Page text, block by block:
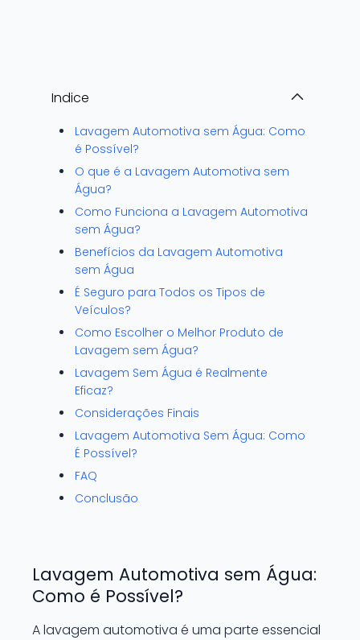
Indice
Lavagem Automotiva sem Água: Como
é Possível?
O que é a Lavagem Automotiva sem
Água?
Como Funciona a Lavagem Automotiva
sem Água?
Benefícios da Lavagem Automotiva
sem Água
É Seguro para Todos os Tipos de
Veículos?
Como Escolher o Melhor Produto de
Lavagem sem Água?
Lavagem Sem Água é Realmente
Eficaz?
Considerações Finais
Lavagem Automotiva Sem Água: Como
É Possível?
FAQ
Conclusão
Lavagem Automotiva sem Água:
Como é Possível?
A lavagem automotiva é uma parte essencial